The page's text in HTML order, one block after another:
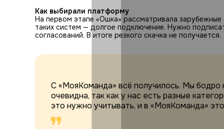
Как выбирали платформу
На первом этапе «Ошка» рассматривала
таких систем — долгое подключение. Нужно
согласований. В итоге резкого скачка не получается.
С «МояКоманда» всё получилось. Мы бодро
очевидна, так как у нас есть разные
это нужно учитывать, и в «МояКоманда»